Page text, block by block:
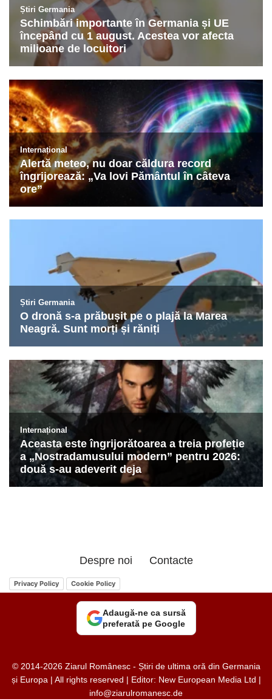
Despre noi Contacte
Privacy Policy Cookie Policy
Adaugă-ne ca sursă
preferată pe Google
© 2014-2026 Ziarul Românesc - Știri de ultima oră din Germania
și Europa | All rights reserved | Editor: New European Media Ltd |
info@ziarulromanesc.de